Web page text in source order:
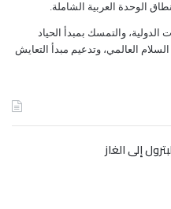
الحوثي تستخدم وسائل
غسيل الأدمغة والإغراءات
إلى التجنيد الإجباري
القبائل.
ﺍﻟﻮﺣﺪﺓ ﺍﻟﻌﺮﺑﻴﺔ ﺍﻟﺸﺎﻣﻠﺔ.
ﺍﻟﺪﻭﻟﻴﺔ، ﻭﺍﻟﺘﻤﺴﻚ ﺑﻤﺒﺪﺃ ﺍﻟﺤﻴﺎﺩ
ﺍﻟﻌﺎﻟﻤﻲ، ﻭﺗﺪﻋﻴﻢ ﻣﺒﺪﺃ ﺍﻟﺘﻌﺎﻳﺶ
إلى الغاز